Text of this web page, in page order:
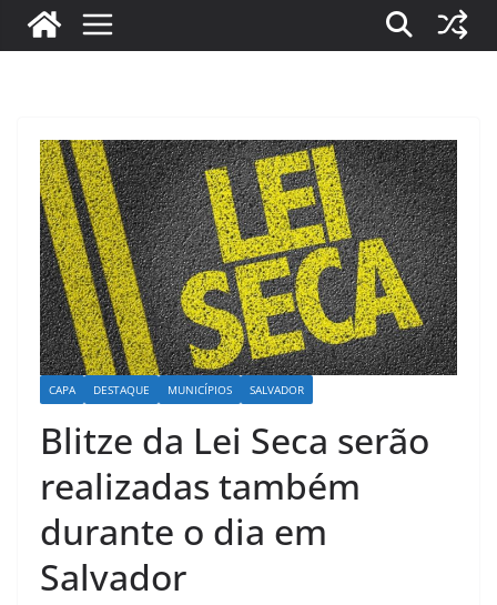
CAPA DESTAQUE MUNICÍPIOS SALVADOR
Blitze da Lei Seca serão
realizadas também
durante o dia em
Salvador